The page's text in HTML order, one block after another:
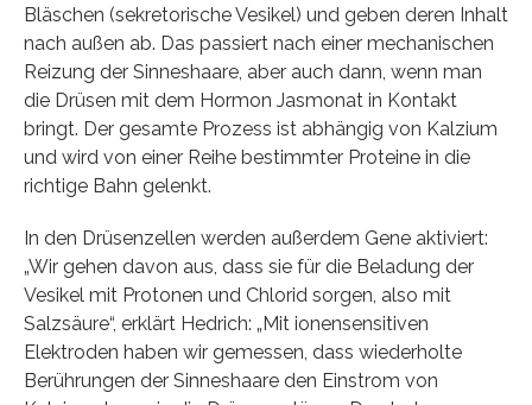
Bläschen (sekretorische Vesikel) und geben deren Inhalt
nach außen ab. Das passiert nach einer mechanischen
Reizung der Sinneshaare, aber auch dann, wenn man
die Drüsen mit dem Hormon Jasmonat in Kontakt
bringt. Der gesamte Prozess ist abhängig von Kalzium
und wird von einer Reihe bestimmter Proteine in die
richtige Bahn gelenkt.
In den Drüsenzellen werden außerdem Gene aktiviert:
„Wir gehen davon aus, dass sie für die Beladung der
Vesikel mit Protonen und Chlorid sorgen, also mit
Salzsäure“, erklärt Hedrich: „Mit ionensensitiven
Elektroden haben wir gemessen, dass wiederholte
Berührungen der Sinneshaare den Einstrom von